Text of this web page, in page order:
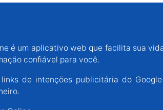
é um aplicativo web que facilita sua
confiável para você.
de intenções publicitária do